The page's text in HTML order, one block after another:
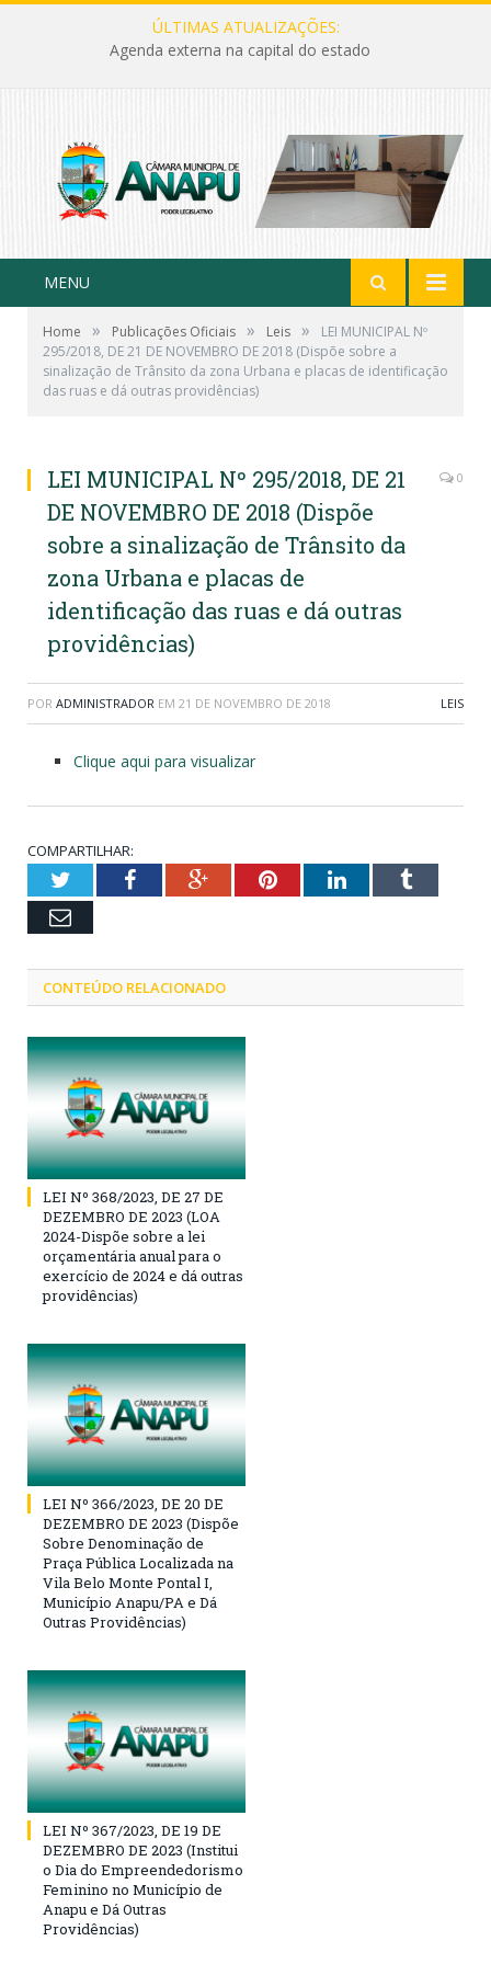
ÚLTIMAS ATUALIZAÇÕES:
Agenda externa na capital do estado
MENU
Home » Publicações Oficiais » Leis »
LEI MUNICIPAL Nº
295/2018, DE 21 DE NOVEMBRO DE 2018 (Dispõe sobre a
sinalização de Trânsito da zona Urbana e placas de identificação
das ruas e dá outras providências)
LEI MUNICIPAL Nº 295/2018, DE 21
DE NOVEMBRO DE 2018 (Dispõe
sobre a sinalização de Trânsito da
zona Urbana e placas de
identificação das ruas e dá outras
providências)
0
POR ADMINISTRADOR EM 21 DE NOVEMBRO DE 2018 LEIS
Clique aqui para visualizar
COMPARTILHAR:
TwitterFacebookGoogle+PinterestLinkedInTumblr
Email
CONTEÚDO RELACIONADO
LEI Nº 368/2023, DE 27 DE
DEZEMBRO DE 2023 (LOA
2024-Dispõe sobre a lei
orçamentária anual para o
exercício de 2024 e dá outras
providências)
LEI Nº 366/2023, DE 20 DE
DEZEMBRO DE 2023 (Dispõe
Sobre Denominação de
Praça Pública Localizada na
Vila Belo Monte Pontal I,
Município Anapu/PA e Dá
Outras Providências)
LEI Nº 367/2023, DE 19 DE
DEZEMBRO DE 2023 (Institui
o Dia do Empreendedorismo
Feminino no Município de
Anapu e Dá Outras
Providências)